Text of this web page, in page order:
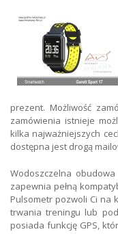
prezent. Możliwość
zamówienia istnieje
kilka najważniejszych
dostępna jest drogą
Wodoszczelna
zapewnia pełną
Pulsometr pozwoli Ci na
trwania treningu lub
posiada funkcję GPS,